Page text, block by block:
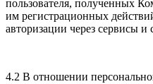
пользователя, полученных
им регистрационных
авторизации через сервисы
4.2 В отношении